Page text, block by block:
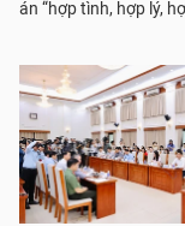
án “hợp tình, hợp lý,